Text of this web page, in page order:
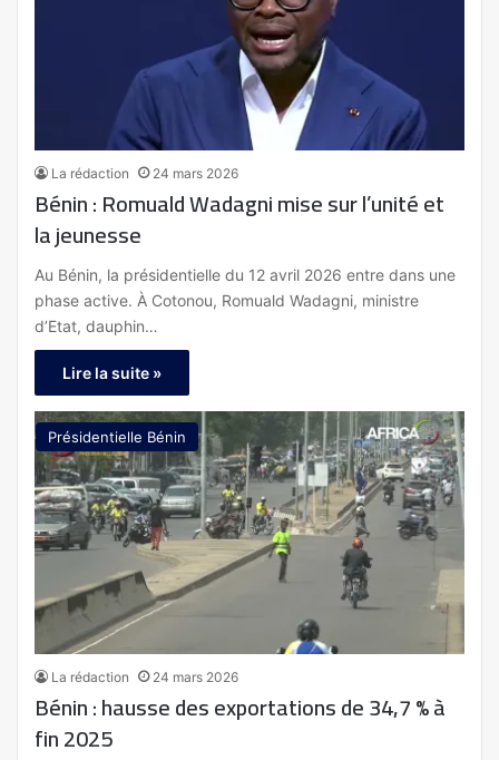
La rédaction 24 mars 2026
Bénin : Romuald Wadagni mise sur l’unité et
la jeunesse
Au Bénin, la présidentielle du 12 avril 2026 entre dans une
phase active. À Cotonou, Romuald Wadagni, ministre
d’Etat, dauphin…
Lire la suite »
Présidentielle Bénin
La rédaction 24 mars 2026
Bénin : hausse des exportations de 34,7 % à
fin 2025